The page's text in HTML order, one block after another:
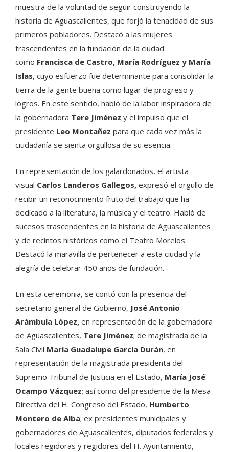
muestra de la voluntad de seguir construyendo la
historia de Aguascalientes, que forjó la tenacidad de sus
primeros pobladores. Destacó a las mujeres
trascendentes en la fundación de la ciudad
como Francisca de Castro, María Rodríguez y María
Islas, cuyo esfuerzo fue determinante para consolidar la
tierra de la gente buena como lugar de progreso y
logros. En este sentido, habló de la labor inspiradora de
la gobernadora Tere Jiménez y el impulso que el
presidente Leo Montañez para que cada vez más la
ciudadanía se sienta orgullosa de su esencia.
En representación de los galardonados, el artista
visual Carlos Landeros Gallegos, expresó el orgullo de
recibir un reconocimiento fruto del trabajo que ha
dedicado a la literatura, la música y el teatro. Habló de
sucesos trascendentes en la historia de Aguascalientes
y de recintos históricos como el Teatro Morelos.
Destacó la maravilla de pertenecer a esta ciudad y la
alegría de celebrar 450 años de fundación.
En esta ceremonia, se contó con la presencia del
secretario general de Gobierno, José Antonio
Arámbula López, en representación de la gobernadora
de Aguascalientes, Tere Jiménez; de magistrada de la
Sala Civil María Guadalupe García Durán, en
representación de la magistrada presidenta del
Supremo Tribunal de Justicia en el Estado, María José
Ocampo Vázquez; así como del presidente de la Mesa
Directiva del H. Congreso del Estado, Humberto
Montero de Alba; ex presidentes municipales y
gobernadores de Aguascalientes, diputados federales y
locales regidoras y regidores del H. Ayuntamiento,